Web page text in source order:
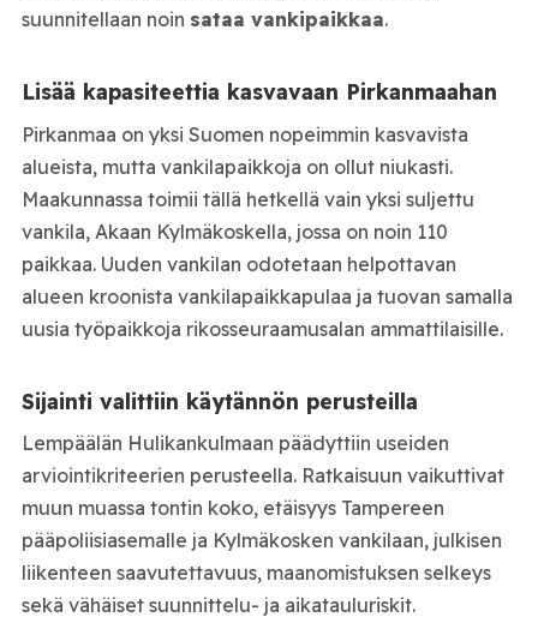
suunnitellaan noin sataa vankipaikkaa.
Lisää kapasiteettia kasvavaan Pirkanmaahan
Pirkanmaa on yksi Suomen nopeimmin kasvavista
alueista, mutta vankilapaikkoja on ollut niukasti.
Maakunnassa toimii tällä hetkellä vain yksi suljettu
vankila, Akaan Kylmäkoskella, jossa on noin 110
paikkaa. Uuden vankilan odotetaan helpottavan
alueen kroonista vankilapaikkapulaa ja tuovan samalla
uusia työpaikkoja rikosseuraamusalan ammattilaisille.
Sijainti valittiin käytännön perusteilla
Lempäälän Hulikankulmaan päädyttiin useiden
arviointikriteerien perusteella. Ratkaisuun vaikuttivat
muun muassa tontin koko, etäisyys Tampereen
pääpoliisiasemalle ja Kylmäkosken vankilaan, julkisen
liikenteen saavutettavuus, maanomistuksen selkeys
sekä vähäiset suunnittelu- ja aikatauluriskit.